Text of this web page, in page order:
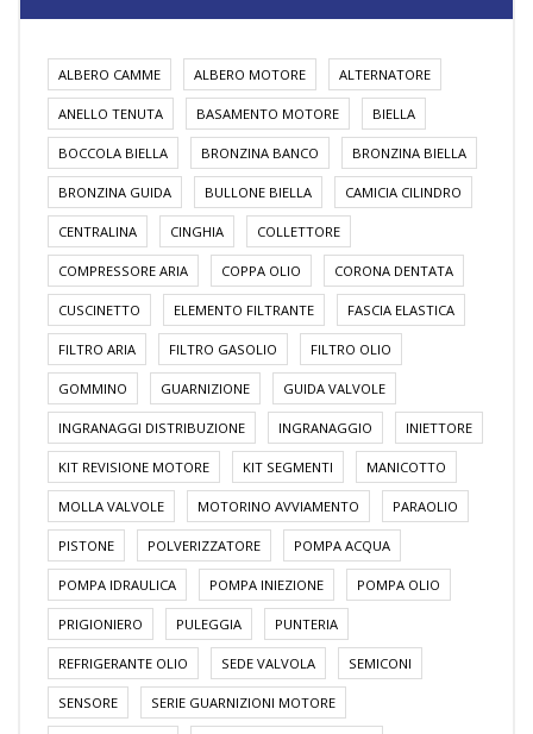
ALBERO CAMME ALBERO MOTORE ALTERNATORE
ANELLO TENUTA BASAMENTO MOTORE BIELLA
BOCCOLA BIELLA BRONZINA BANCO BRONZINA BIELLA
BRONZINA GUIDA BULLONE BIELLA CAMICIA CILINDRO
CENTRALINA CINGHIA COLLETTORE
COMPRESSORE ARIA COPPA OLIO CORONA DENTATA
CUSCINETTO ELEMENTO FILTRANTE FASCIA ELASTICA
FILTRO ARIA FILTRO GASOLIO FILTRO OLIO
GOMMINO GUARNIZIONE GUIDA VALVOLE
INGRANAGGI DISTRIBUZIONE INGRANAGGIO INIETTORE
KIT REVISIONE MOTORE KIT SEGMENTI MANICOTTO
MOLLA VALVOLE MOTORINO AVVIAMENTO PARAOLIO
PISTONE POLVERIZZATORE POMPA ACQUA
POMPA IDRAULICA POMPA INIEZIONE POMPA OLIO
PRIGIONIERO PULEGGIA PUNTERIA
REFRIGERANTE OLIO SEDE VALVOLA SEMICONI
SENSORE SERIE GUARNIZIONI MOTORE